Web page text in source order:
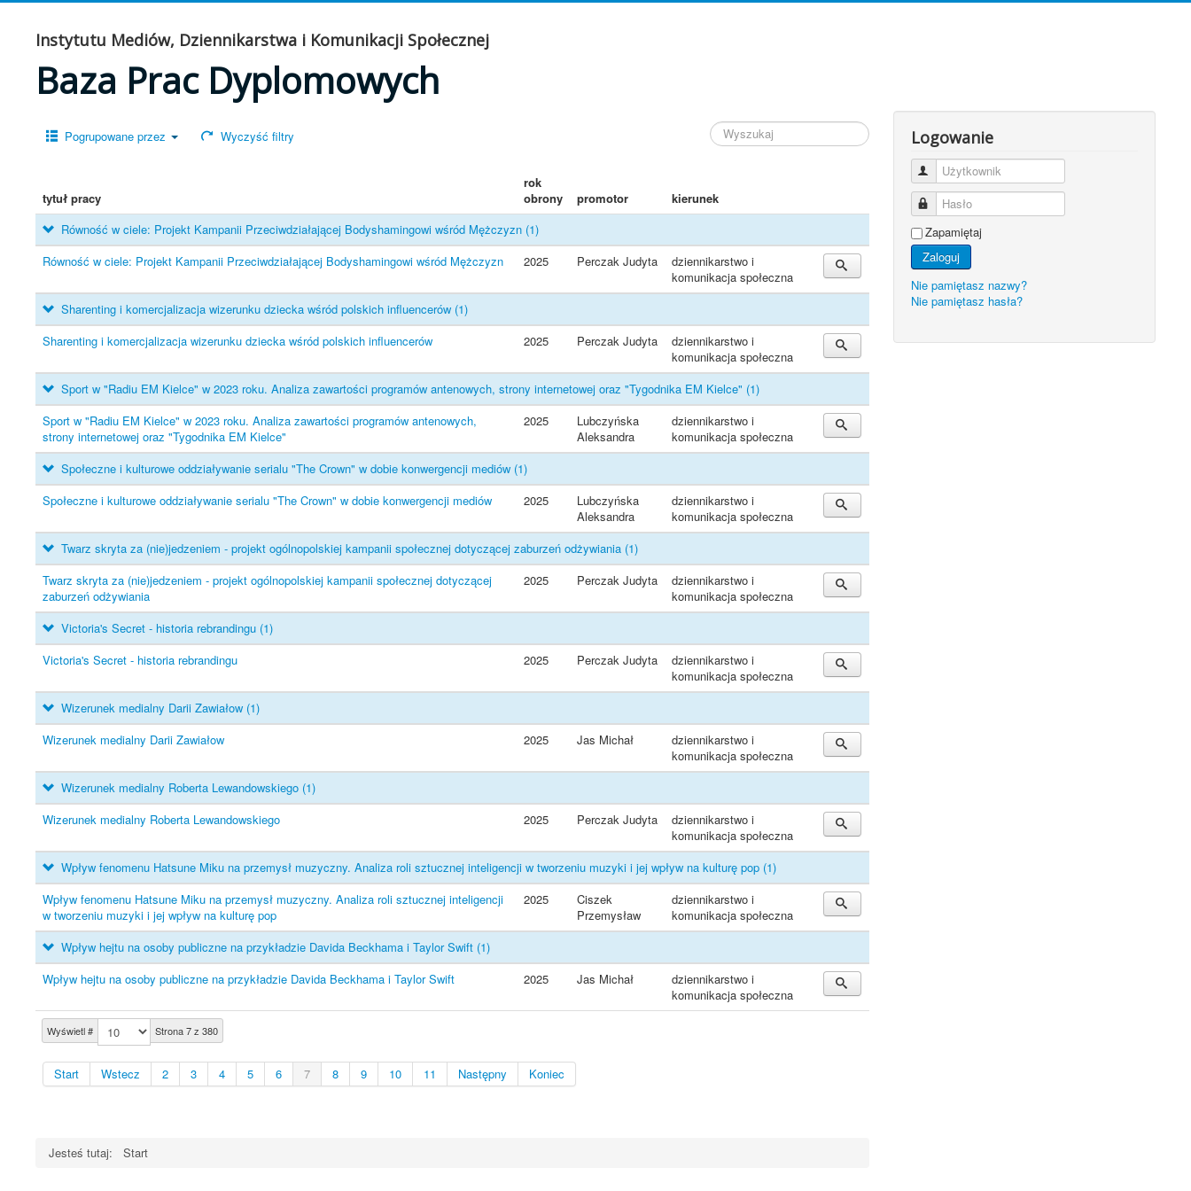
Instytutu Mediów, Dziennikarstwa i Komunikacji Społecznej
Baza Prac Dyplomowych
Pogrupowane przez Wyczyść filtry
tytuł pracy
rok
obrony
promotor kierunek
Wyświetl # Strona 7 z 380
Start Wstecz 2 3 4 5 6 7 8 9 10 11 Następny Koniec
Równość w ciele: Projekt Kampanii Przeciwdziałającej Bodyshamingowi wśród Mężczyzn (1)
Równość w ciele: Projekt Kampanii Przeciwdziałającej Bodyshamingowi wśród Mężczyzn
2025 Perczak Judyta
dziennikarstwo i
komunikacja społeczna
Sharenting i komercjalizacja wizerunku dziecka wśród polskich influencerów (1)
Sharenting i komercjalizacja wizerunku dziecka wśród polskich influencerów
2025 Perczak Judyta
dziennikarstwo i
komunikacja społeczna
Sport w "Radiu EM Kielce" w 2023 roku. Analiza zawartości programów antenowych, strony internetowej oraz "Tygodnika EM Kielce" (1)
Sport w "Radiu EM Kielce" w 2023 roku. Analiza zawartości programów antenowych,
strony internetowej oraz "Tygodnika EM Kielce"
2025
Lubczyńska
Aleksandra
dziennikarstwo i
komunikacja społeczna
Społeczne i kulturowe oddziaływanie serialu "The Crown" w dobie konwergencji mediów (1)
Społeczne i kulturowe oddziaływanie serialu "The Crown" w dobie konwergencji mediów
2025
Lubczyńska
Aleksandra
dziennikarstwo i
komunikacja społeczna
Twarz skryta za (nie)jedzeniem - projekt ogólnopolskiej kampanii społecznej dotyczącej zaburzeń odżywiania (1)
Twarz skryta za (nie)jedzeniem - projekt ogólnopolskiej kampanii społecznej dotyczącej
zaburzeń odżywiania
2025 Perczak Judyta
dziennikarstwo i
komunikacja społeczna
Victoria's Secret - historia rebrandingu (1)
Victoria's Secret - historia rebrandingu
2025 Perczak Judyta
dziennikarstwo i
komunikacja społeczna
Wizerunek medialny Darii Zawiałow (1)
Wizerunek medialny Darii Zawiałow
2025 Jas Michał
dziennikarstwo i
komunikacja społeczna
Wizerunek medialny Roberta Lewandowskiego (1)
Wizerunek medialny Roberta Lewandowskiego
2025 Perczak Judyta
dziennikarstwo i
komunikacja społeczna
Wpływ fenomenu Hatsune Miku na przemysł muzyczny. Analiza roli sztucznej inteligencji w tworzeniu muzyki i jej wpływ na kulturę pop (1)
Wpływ fenomenu Hatsune Miku na przemysł muzyczny. Analiza roli sztucznej inteligencji
w tworzeniu muzyki i jej wpływ na kulturę pop
2025
Ciszek
Przemysław
dziennikarstwo i
komunikacja społeczna
Wpływ hejtu na osoby publiczne na przykładzie Davida Beckhama i Taylor Swift (1)
Wpływ hejtu na osoby publiczne na przykładzie Davida Beckhama i Taylor Swift
2025 Jas Michał
dziennikarstwo i
komunikacja społeczna
Jesteś tutaj: Start
Logowanie
Użytkownik
Hasło
Zapamiętaj
Zaloguj
Nie pamiętasz nazwy?
Nie pamiętasz hasła?